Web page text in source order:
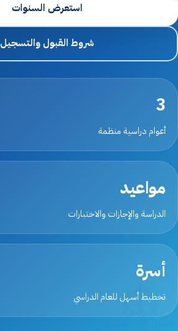
الخصوصية
ابدأ التسجيل
استعرض السنوات
شروط القبول والتسجيل
3
أعوام دراسية منظمة
مواعيد
الدراسة والإجازات والاختبارات
أسرة
تخطيط أسهل للعام الدراسي